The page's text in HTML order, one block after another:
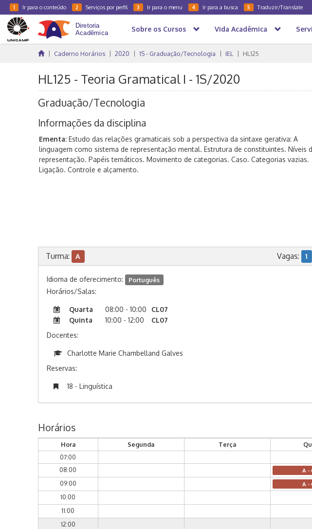
1 Ir para o conteúdo 2 Serviços por perfil 3 Ir para o menu 4 Ir para a busca 5 Traduzir/Translate
Sobre os Cursos Vida Acadêmica
Caderno Horários 2020 1S - Graduação/Tecnologia IEL HL125
HL125 - Teoria Gramatical I - 1S/2020
Graduação/Tecnologia
Informações da disciplina
Ementa:Estudo das relações gramaticais sob a perspectiva da sintaxe gerativa: A
linguagem como sistema de representação mental. Estrutura de constituintes. Níveis
representação. Papéis temáticos. Movimento de categorias. Caso. Categorias vazias.
Ligação. Controle e alçamento.
Turma: A Vagas: 1
Idioma de oferecimento: Português
Horários/Salas:
Quarta 08:00 - 10:00
CL07
Quinta
10:00 - 12:00
CL07
Docentes:
Charlotte Marie Chambelland Galves
Reservas:
18 - Linguística
Horários
Hora Segunda Terça
07:00
08:00
A -
09:00 A -
10:00
11:00
12:00